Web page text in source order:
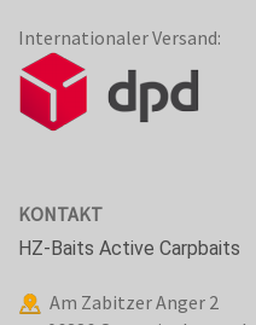
Internationaler Versand:
KONTAKT
HZ-Baits Active Carpbaits
Am Zabitzer Anger 2